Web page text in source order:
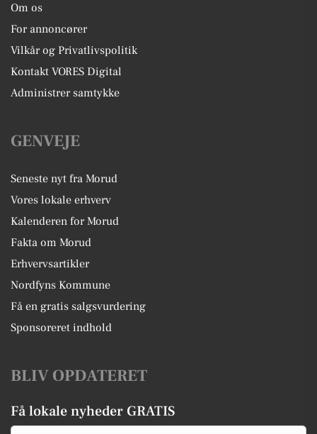
Om os
For annoncører
Vilkår og Privatlivspolitik
Kontakt VORES Digital
Administrer samtykke
GENVEJE
Seneste nyt fra Morud
Vores lokale erhverv
Kalenderen for Morud
Fakta om Morud
Erhvervsartikler
Nordfyns Kommune
Få en gratis salgsvurdering
Sponsoreret indhold
BLIV OPDATERET
Få lokale nyheder GRATIS